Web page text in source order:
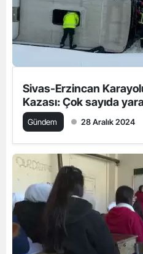
Sivas-Erzincan
Kazası: Çok sayıda
Gündem 28 Aralık 2024